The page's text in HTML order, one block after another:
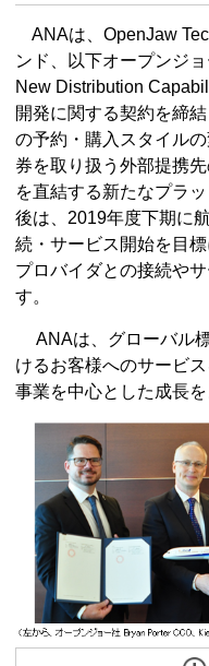
ANAは、OpenJaw
ンド、以下オープンジ
New Distribution
開発に関する契約を締
の予約・購入スタイル
券を取り扱う外部提携
を直結する新たなプラ
後は、2019年度下期に
続・サービス開始を目
プロバイダとの接続や
す。
ANAは、グローバル
けるお客様へのサービ
事業を中心とした成長